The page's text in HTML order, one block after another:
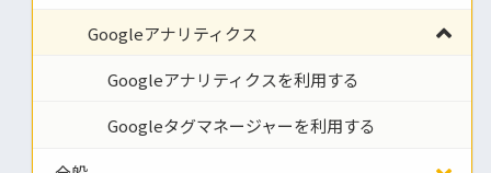
Googleアナリティクス
Googleアナリティクスを利用する
Googleタグマネージャーを利用する